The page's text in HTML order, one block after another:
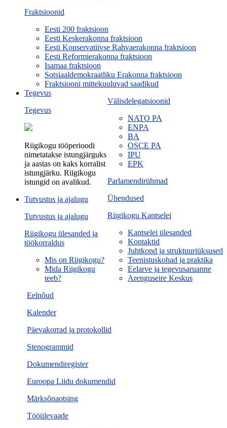
Fraktsioonid
Eesti 200 fraktsioon
Eesti Keskerakonna fraktsioon
Eesti Konservatiivse Rahvaerakonna fraktsioon
Eesti Reformierakonna fraktsioon
Isamaa fraktsioon
Sotsiaaldemokraatliku Erakonna fraktsioon
Fraktsiooni mittekuuluvad saadikud
Välisdelegatsioonid
NATO PA
ENPA
BA
OSCE PA
IPU
EPK
Parlamendirühmad
Ühendused
Riigikogu Kantselei
Kantselei ülesanded
Kontaktid
Juhtkond ja struktuuriüksused
Teenistuskohad ja praktika
Eelarve ja tegevusaruanne
Arenguseire Keskus
Tegevus
Tegevus
Riigikogu tööperioodi
nimetatakse istungjärguks
ja aastas on kaks korralist
istungjärku. Riigikogu
istungid on avalikud.
Eelnõud
Kalender
Päevakorrad ja protokollid
Stenogrammid
Dokumendiregister
Euroopa Liidu dokumendid
Märksõnaotsing
Tööülevaade
Tutvustus ja ajalugu
Tutvustus ja ajalugu
Riigikogu ülesanded ja
töökorraldus
Mis on Riigikogu?
Mida Riigikogu
teeb?